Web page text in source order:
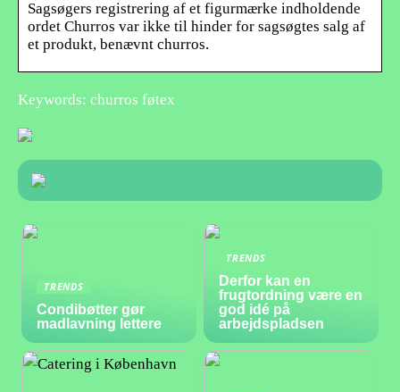
Sagsøgers registrering af et figurmærke indholdende
ordet Churros var ikke til hinder for sagsøgtes salg af
et produkt, benævnt churros.
Keywords: churros føtex
TRENDS
Condibøtter gør
madlavning lettere
TRENDS
Derfor kan en
frugtordning være en
god idé på
arbejdspladsen